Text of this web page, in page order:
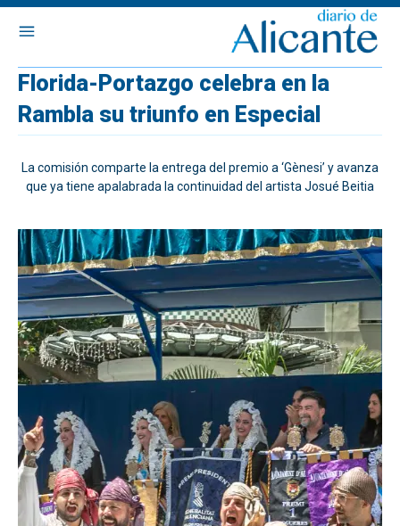
Florida-Portazgo celebra en la
Rambla su triunfo en Especial
La comisión comparte la entrega del premio a ‘Gènesi’ y avanza
que ya tiene apalabrada la continuidad del artista Josué Beitia